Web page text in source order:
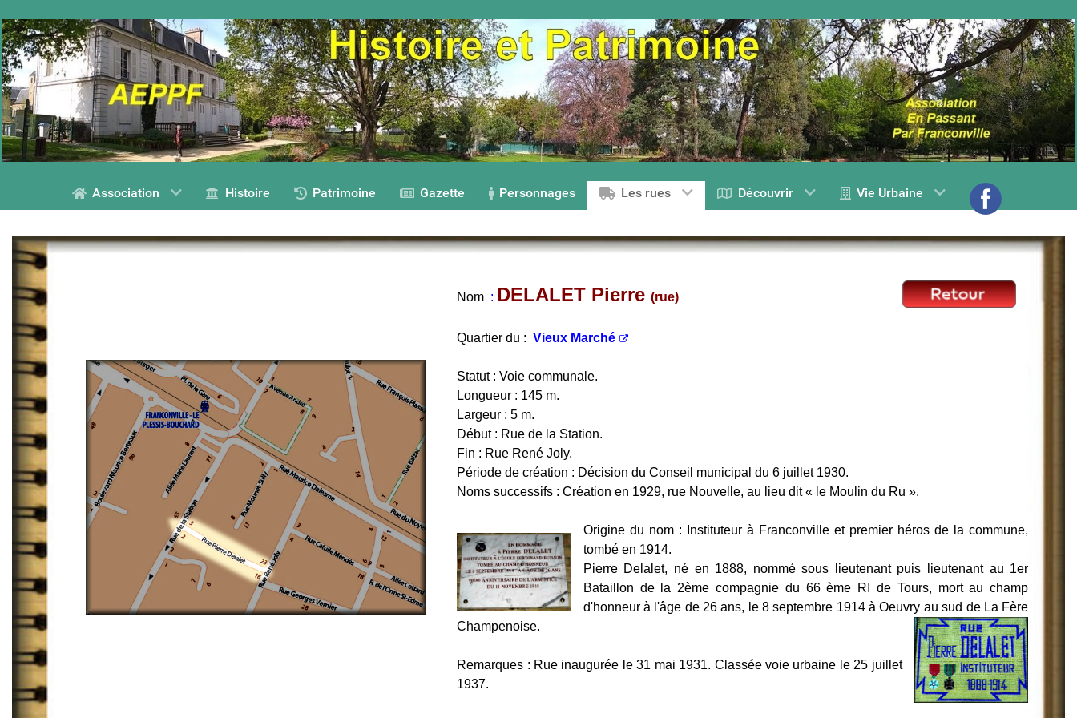
Association Histoire Patrimoine Gazette Personnages Les rues Découvrir Vie Urbaine
Nom : DELALET Pierre(rue)
Quartier du : Vieux Marché
Statut : Voie communale.
Longueur : 145 m.
Largeur : 5 m.
Début : Rue de la Station.
Fin : Rue René Joly.
Période de création : Décision du Conseil municipal du 6 juillet 1930.
Noms successifs : Création en 1929, rue Nouvelle, au lieu dit « le Moulin du Ru ».
Origine du nom : Instituteur à Franconville et premier héros de la commune,
tombé en 1914.
Pierre Delalet, né en 1888, nommé sous lieutenant puis lieutenant au 1er
Bataillon de la 2ème compagnie du 66 ème RI de Tours, mort au champ
d'honneur à l'âge de 26 ans, le 8 septembre 1914 à Oeuvry au sud de La Fère
Champenoise.
Remarques : Rue inaugurée le 31 mai 1931. Classée voie urbaine le 25 juillet
1937.